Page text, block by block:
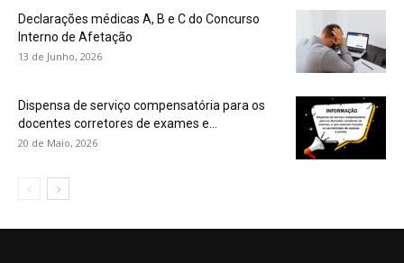
Declarações médicas A, B e C do Concurso
Interno de Afetação
13 de Junho, 2026
Dispensa de serviço compensatória para os
docentes corretores de exames e...
20 de Maio, 2026